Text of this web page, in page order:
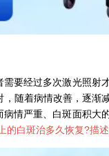
要经过多次激光照射
随着病情改善，逐渐
情严重、白斑面积大
的白斑治多久恢复?描述